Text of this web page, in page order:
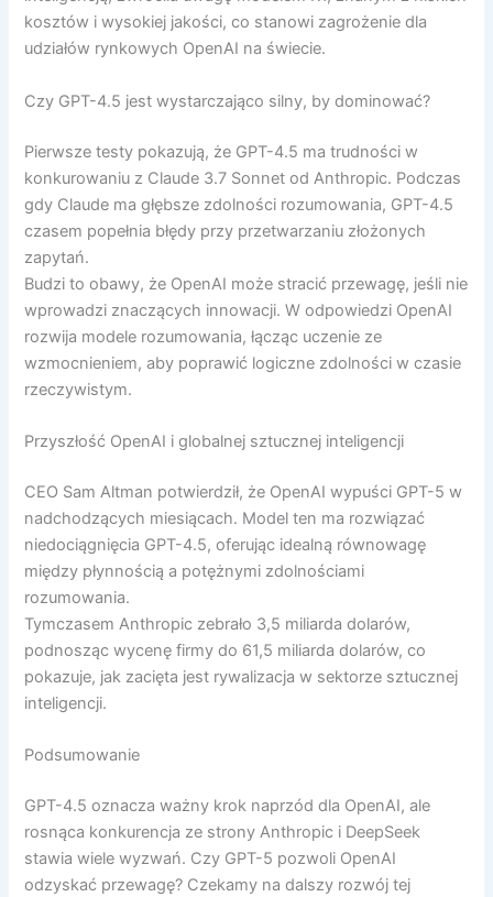
kosztów i wysokiej jakości, co stanowi zagrożenie dla
udziałów rynkowych OpenAI na świecie.
Czy GPT-4.5 jest wystarczająco silny, by dominować?
Pierwsze testy pokazują, że GPT-4.5 ma trudności w
konkurowaniu z Claude 3.7 Sonnet od Anthropic. Podczas
gdy Claude ma głębsze zdolności rozumowania, GPT-4.5
czasem popełnia błędy przy przetwarzaniu złożonych
zapytań.
Budzi to obawy, że OpenAI może stracić przewagę, jeśli nie
wprowadzi znaczących innowacji. W odpowiedzi OpenAI
rozwija modele rozumowania, łącząc uczenie ze
wzmocnieniem, aby poprawić logiczne zdolności w czasie
rzeczywistym.
Przyszłość OpenAI i globalnej sztucznej inteligencji
CEO Sam Altman potwierdził, że OpenAI wypuści GPT-5 w
nadchodzących miesiącach. Model ten ma rozwiązać
niedociągnięcia GPT-4.5, oferując idealną równowagę
między płynnością a potężnymi zdolnościami
rozumowania.
Tymczasem Anthropic zebrało 3,5 miliarda dolarów,
podnosząc wycenę firmy do 61,5 miliarda dolarów, co
pokazuje, jak zacięta jest rywalizacja w sektorze sztucznej
inteligencji.
Podsumowanie
GPT-4.5 oznacza ważny krok naprzód dla OpenAI, ale
rosnąca konkurencja ze strony Anthropic i DeepSeek
stawia wiele wyzwań. Czy GPT-5 pozwoli OpenAI
odzyskać przewagę? Czekamy na dalszy rozwój tej